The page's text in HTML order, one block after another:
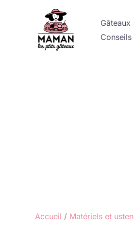
Gâteaux
Accueil Matériels et